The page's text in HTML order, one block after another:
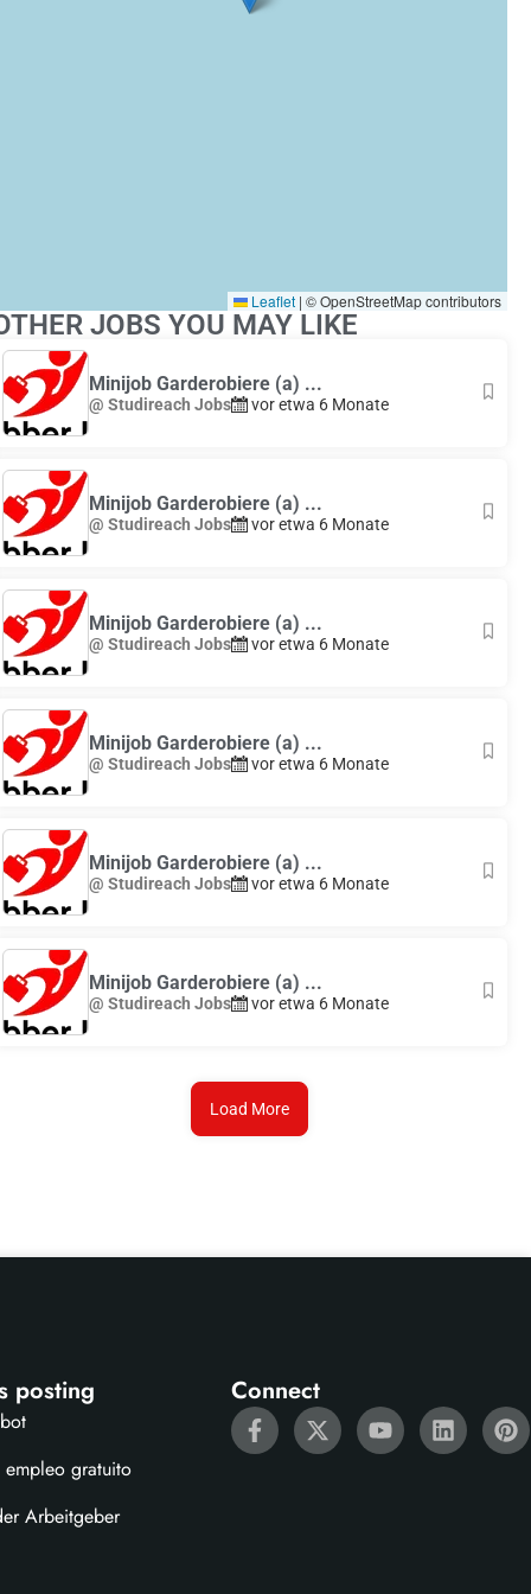
Leaflet | © OpenStreetMap contributors
JOBS YOU MAY LIKE
Minijob Garderobiere (a) ...
@ Studireach Jobs vor etwa 6 Monate
Minijob Garderobiere (a) ...
@ Studireach Jobs vor etwa 6 Monate
Minijob Garderobiere (a) ...
@ Studireach Jobs vor etwa 6 Monate
Minijob Garderobiere (a) ...
@ Studireach Jobs vor etwa 6 Monate
Minijob Garderobiere (a) ...
@ Studireach Jobs vor etwa 6 Monate
Minijob Garderobiere (a) ...
@ Studireach Jobs vor etwa 6 Monate
Load More
posting
gratuito
Arbeitgeber
Connect